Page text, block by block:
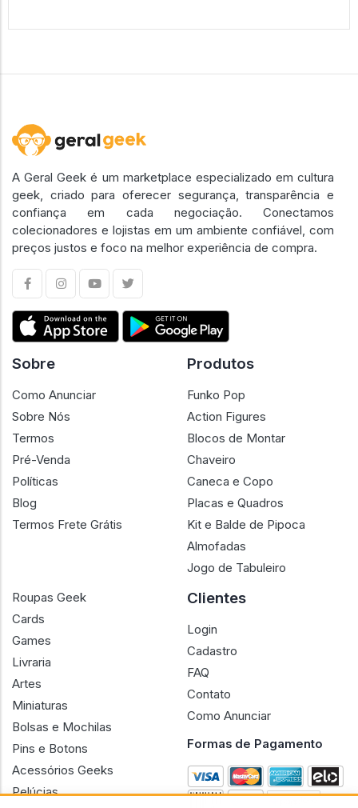
A Geral Geek é um marketplace especializado em cultura
geek, criado para oferecer segurança, transparência e
confiança em cada negociação. Conectamos
colecionadores e lojistas em um ambiente confiável, com
preços justos e foco na melhor experiência de compra.
Sobre
Como Anunciar
Sobre Nós
Termos
Pré-Venda
Políticas
Blog
Termos Frete Grátis
Produtos
Funko Pop
Action Figures
Blocos de Montar
Chaveiro
Caneca e Copo
Placas e Quadros
Kit e Balde de Pipoca
Almofadas
Jogo de Tabuleiro
Roupas Geek
Cards
Games
Livraria
Artes
Miniaturas
Bolsas e Mochilas
Pins e Botons
Acessórios Geeks
Pelúcias
Clientes
Login
Cadastro
FAQ
Contato
Como Anunciar
Formas de Pagamento